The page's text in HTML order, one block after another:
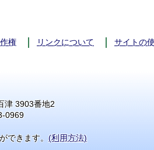
権 リンクについて サイトの
津 3903番地2
0969
できます。 (利用方法)